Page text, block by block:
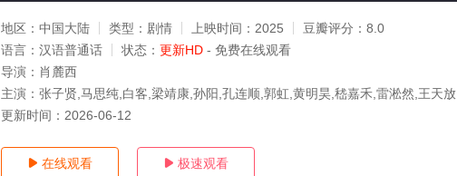
地区： 中国大陆 类型： 剧情 上映时间： 2025 豆瓣评分： 8.0
语言： 汉语普通话 状态： 更新HD - 免费在线观看
导演： 肖麓西
主演： 张子贤,马思纯,白客,梁靖康,孙阳,孔连顺,郭虹,黄明昊,嵇嘉禾,雷淞然,王天放
更新时间： 2026-06-12
 在线观看  极速观看